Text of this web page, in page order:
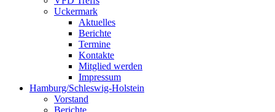
Uckermark
Aktuelles
Berichte
Termine
Kontakte
Mitglied werden
Impressum
Hamburg/Schleswig-Holstein
Vorstand
Berichte